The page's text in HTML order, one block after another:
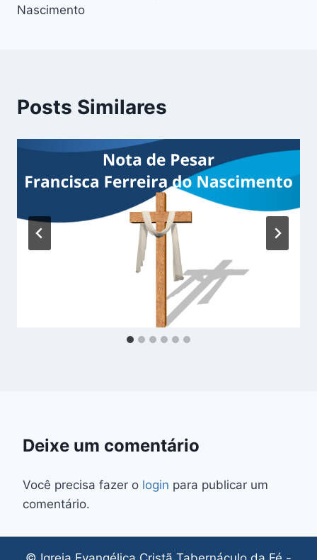
Nascimento
Posts Similares
Deixe um comentário
Você precisa fazer o login para publicar um
comentário.